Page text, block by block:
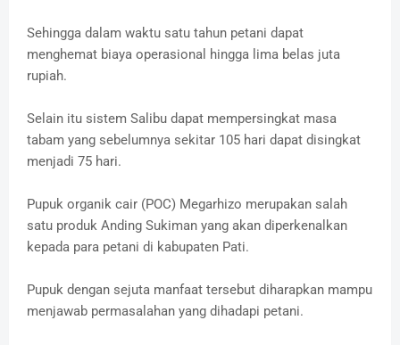
Sehingga dalam waktu satu tahun petani dapat
menghemat biaya operasional hingga lima belas juta
rupiah.
Selain itu sistem Salibu dapat mempersingkat masa
tabam yang sebelumnya sekitar 105 hari dapat disingkat
menjadi 75 hari.
Pupuk organik cair (POC) Megarhizo merupakan salah
satu produk Anding Sukiman yang akan diperkenalkan
kepada para petani di kabupaten Pati.
Pupuk dengan sejuta manfaat tersebut diharapkan mampu
menjawab permasalahan yang dihadapi petani.